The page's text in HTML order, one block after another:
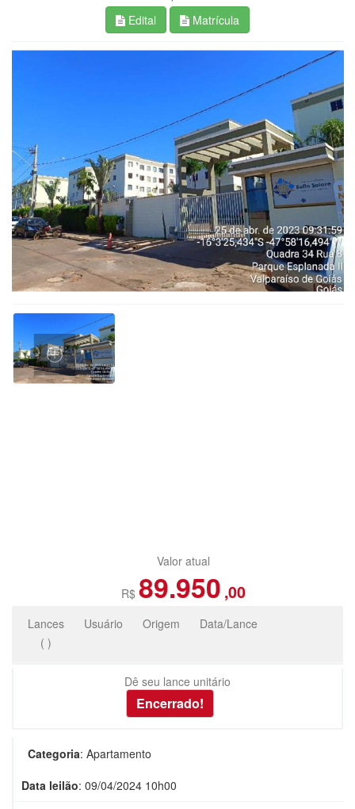
Edital
Matrícula
Valor atual
R$ 89.950 ,00
Lances
( )
Usuário Origem Data/Lance
Dê seu lance unitário
Categoria: Apartamento
Data leilão: 09/04/2024 10h00